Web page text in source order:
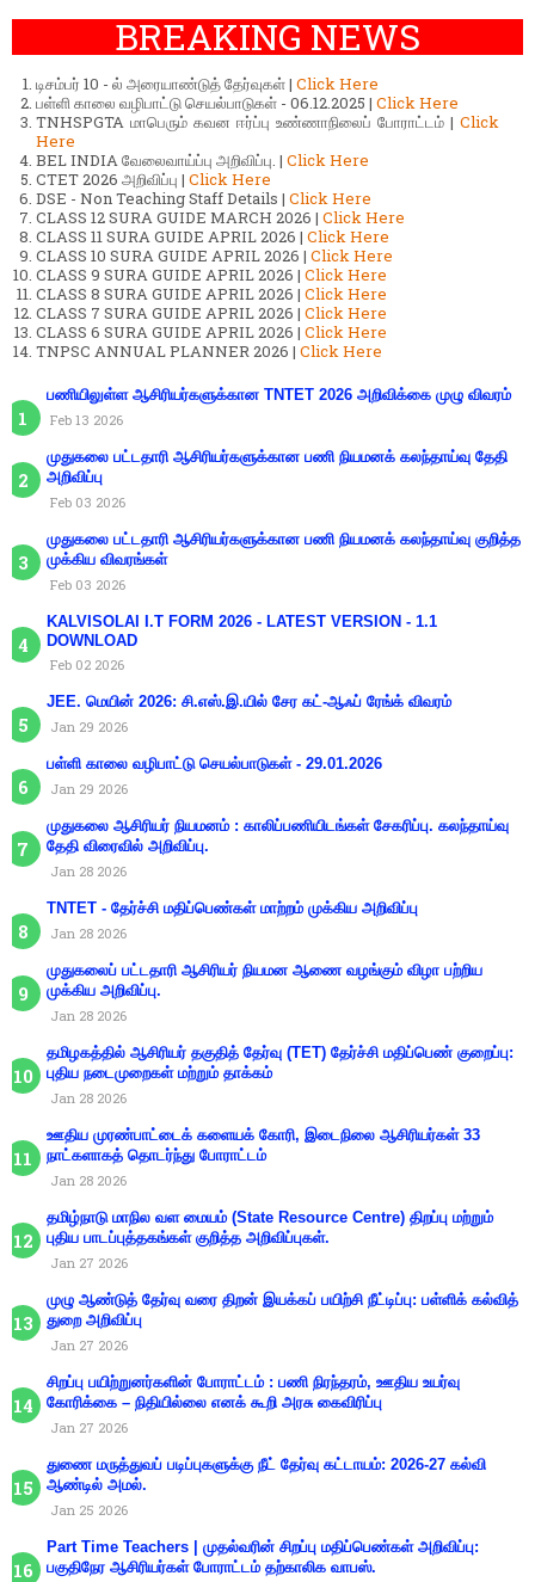
BREAKING NEWS
டிசம்பர் 10 - ல் அரையாண்டுத் தேர்வுகள் | Click Here
பள்ளி காலை வழிபாட்டு செயல்பாடுகள் - 06.12.2025 | Click Here
TNHSPGTA மாபெரும் கவன ஈர்ப்பு உண்ணாநிலைப் போராட்டம் | Click
Here
BEL INDIA வேலைவாய்ப்பு அறிவிப்பு. | Click Here
CTET 2026 அறிவிப்பு | Click Here
DSE - Non Teaching Staff Details | Click Here
CLASS 12 SURA GUIDE MARCH 2026 | Click Here
CLASS 11 SURA GUIDE APRIL 2026 | Click Here
CLASS 10 SURA GUIDE APRIL 2026 | Click Here
CLASS 9 SURA GUIDE APRIL 2026 | Click Here
CLASS 8 SURA GUIDE APRIL 2026 | Click Here
CLASS 7 SURA GUIDE APRIL 2026 | Click Here
CLASS 6 SURA GUIDE APRIL 2026 | Click Here
TNPSC ANNUAL PLANNER 2026 | Click Here
பணியிலுள்ள ஆசிரியர்களுக்கான TNTET 2026 அறிவிக்கை முழு விவரம்
Feb 13 2026
முதுகலை பட்டதாரி ஆசிரியர்களுக்கான பணி நியமனக் கலந்தாய்வு தேதி
அறிவிப்பு
Feb 03 2026
முதுகலை பட்டதாரி ஆசிரியர்களுக்கான பணி நியமனக் கலந்தாய்வு குறித்த
முக்கிய விவரங்கள்
Feb 03 2026
KALVISOLAI I.T FORM 2026 - LATEST VERSION - 1.1
DOWNLOAD
Feb 02 2026
JEE. மெயின் 2026: சி.எஸ்.இ.யில் சேர கட்-ஆஃப் ரேங்க் விவரம்
Jan 29 2026
பள்ளி காலை வழிபாட்டு செயல்பாடுகள் - 29.01.2026
Jan 29 2026
முதுகலை ஆசிரியர் நியமனம் : காலிப்பணியிடங்கள் சேகரிப்பு. கலந்தாய்வு
தேதி விரைவில் அறிவிப்பு.
Jan 28 2026
TNTET - தேர்ச்சி மதிப்பெண்கள் மாற்றம் முக்கிய அறிவிப்பு
Jan 28 2026
முதுகலைப் பட்டதாரி ஆசிரியர் நியமன ஆணை வழங்கும் விழா பற்றிய
முக்கிய அறிவிப்பு.
Jan 28 2026
தமிழகத்தில் ஆசிரியர் தகுதித் தேர்வு (TET) தேர்ச்சி மதிப்பெண் குறைப்பு:
புதிய நடைமுறைகள் மற்றும் தாக்கம்
Jan 28 2026
ஊதிய முரண்பாட்டைக் களையக் கோரி, இடைநிலை ஆசிரியர்கள் 33
நாட்களாகத் தொடர்ந்து போராட்டம்
Jan 28 2026
தமிழ்நாடு மாநில வள மையம் (State Resource Centre) திறப்பு மற்றும்
புதிய பாடப்புத்தகங்கள் குறித்த அறிவிப்புகள்.
Jan 27 2026
முழு ஆண்டுத் தேர்வு வரை திறன் இயக்கப் பயிற்சி நீட்டிப்பு: பள்ளிக் கல்வித்
துறை அறிவிப்பு
Jan 27 2026
சிறப்பு பயிற்றுனர்களின் போராட்டம் : பணி நிரந்தரம், ஊதிய உயர்வு
கோரிக்கை – நிதியில்லை எனக் கூறி அரசு கைவிரிப்பு
Jan 27 2026
துணை மருத்துவப் படிப்புகளுக்கு நீட் தேர்வு கட்டாயம்: 2026-27 கல்வி
ஆண்டில் அமல்.
Jan 25 2026
Part Time Teachers | முதல்வரின் சிறப்பு மதிப்பெண்கள் அறிவிப்பு:
பகுதிநேர ஆசிரியர்கள் போராட்டம் தற்காலிக வாபஸ்.